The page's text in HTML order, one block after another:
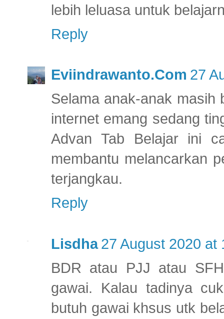
lebih leluasa untuk
Reply
Eviindrawanto.Com 27
Selama anak-anak masih
internet emang sedang
Advan Tab Belajar ini
membantu melancarkan
terjangkau.
Reply
Lisdha 27 August 2020 at
BDR atau PJJ atau
gawai. Kalau tadinya
butuh gawai khsus utk